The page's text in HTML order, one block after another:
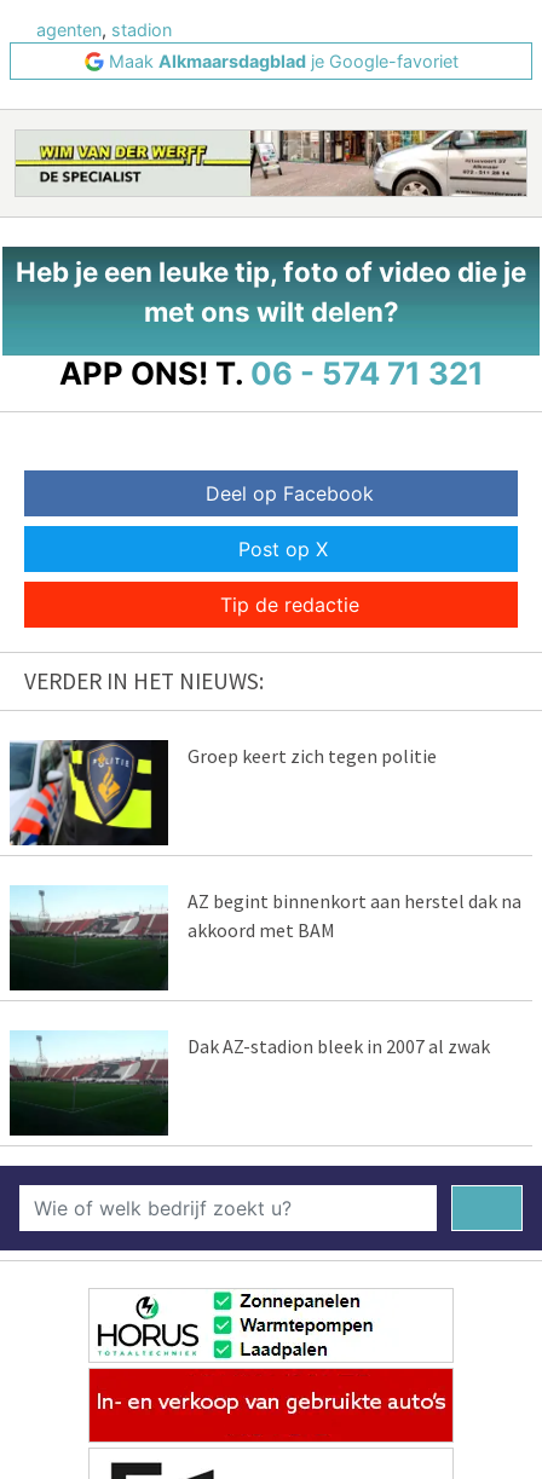
agenten, stadion
Maak Alkmaarsdagbladje Google-favoriet
Heb je een leuke tip, foto of video die je
met ons wilt delen?
APP ONS! T. 06 - 574 71 321
Deel op Facebook
Post op X
Tip de redactie
VERDER IN HET NIEUWS:
Groep keert zich tegen politie
AZ begint binnenkort aan herstel dak na
akkoord met BAM
Dak AZ-stadion bleek in 2007 al zwak